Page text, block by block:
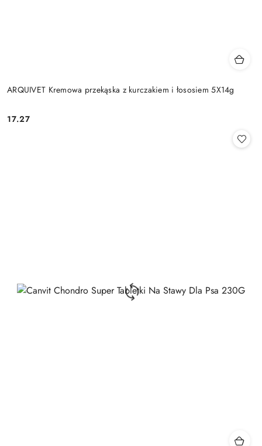
ARQUIVET Kremowa przekąska z kurczakiem i łososiem 5X14g
Cena:
17.27